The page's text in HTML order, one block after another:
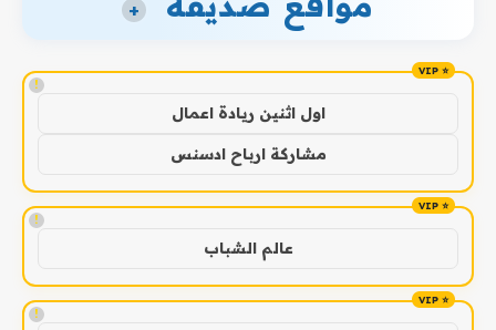
+
!
اول اثنين ريادة اعمال
مشاركة ارباح ادسنس
!
عالم الشباب
!